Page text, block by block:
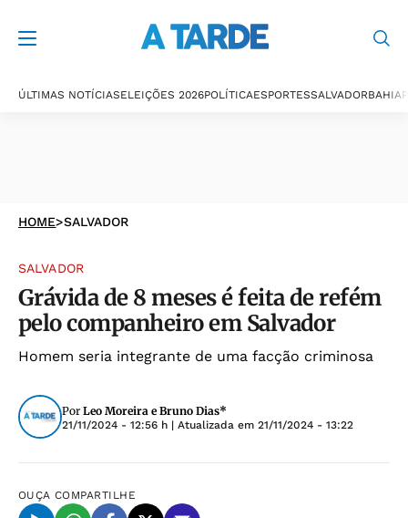
ÚLTIMAS NOTÍCIASELEIÇÕES 2026POLÍTICAESPORTESSALVADORBAHIA
HOME>SALVADOR
SALVADOR
Grávida de 8 meses é feita de refém
pelo companheiro em Salvador
Homem seria integrante de uma facção criminosa
Por Leo Moreira e Bruno Dias*
21/11/2024 - 12:56 h | Atualizada em 21/11/2024 - 13:22
OUÇA COMPARTILHE